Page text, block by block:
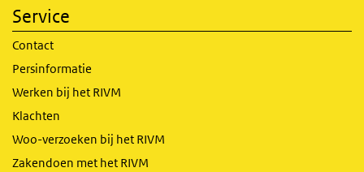
Service
Contact
Persinformatie
Werken bij het RIVM
Klachten
Woo-verzoeken bij het RIVM
Zakendoen met het RIVM